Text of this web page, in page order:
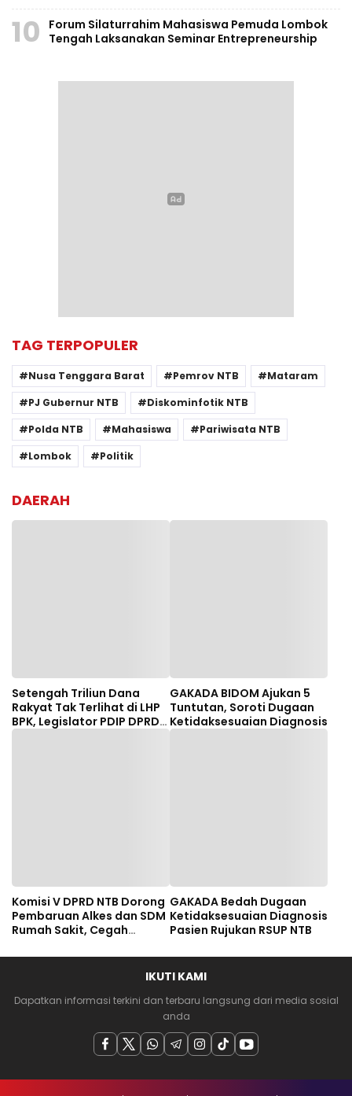
10
Forum Silaturrahim Mahasiswa Pemuda Lombok
Tengah Laksanakan Seminar Entrepreneurship
TAG TERPOPULER
Nusa Tenggara Barat Pemrov NTB
Mataram
PJ Gubernur NTB
Diskominfotik NTB
Polda NTB
Mahasiswa
Pariwisata NTB
Lombok
Politik
DAERAH
Setengah Triliun Dana
Rakyat Tak Terlihat di LHP
BPK, Legislator PDIP DPRD
NTB Tuntut Audit
GAKADA BIDOM Ajukan 5
Tuntutan, Soroti Dugaan
Ketidaksesuaian Diagnosis
Komisi V DPRD NTB Dorong
Pembaruan Alkes dan SDM
Rumah Sakit, Cegah
Pasien Rujukan Bima-
GAKADA Bedah Dugaan
Ketidaksesuaian Diagnosis
Pasien Rujukan RSUP NTB
IKUTI KAMI
Dapatkan informasi terkini dan terbaru langsung dari media sosial
anda